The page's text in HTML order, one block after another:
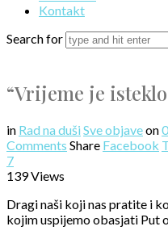
Kontakt
Search for
“Vrijeme je
in Rad na duši Sve objaveon
Comments Share Facebook
7
139 Views
Dragi naši koji nas pratite i
kojim uspijemo obasjati Put